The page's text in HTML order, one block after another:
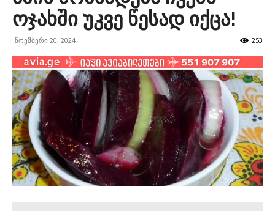
ოჯახში უკვე წესად იქცა!
ნოემბერი 20, 2024 253